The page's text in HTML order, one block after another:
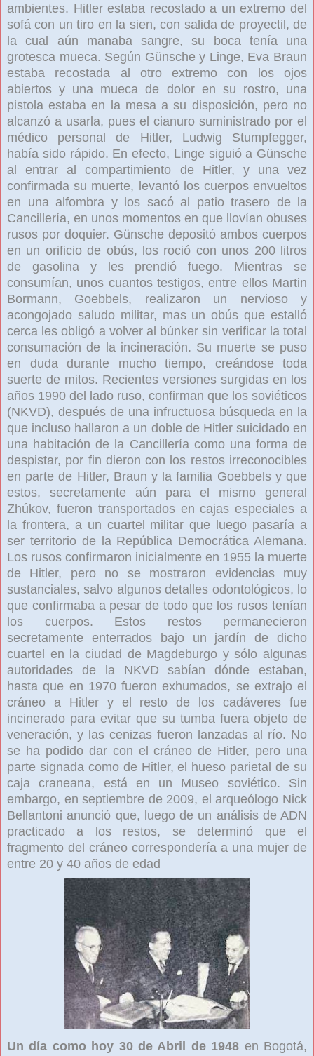
ambientes. Hitler estaba recostado a un extremo del
sofá con un tiro en la sien, con salida de proyectil, de
la cual aún manaba sangre, su boca tenía una
grotesca mueca. Según Günsche y Linge, Eva Braun
estaba recostada al otro extremo con los ojos
abiertos y una mueca de dolor en su rostro, una
pistola estaba en la mesa a su disposición, pero no
alcanzó a usarla, pues el cianuro suministrado por el
médico personal de Hitler, Ludwig Stumpfegger,
había sido rápido. En efecto, Linge siguió a Günsche
al entrar al compartimiento de Hitler, y una vez
confirmada su muerte, levantó los cuerpos envueltos
en una alfombra y los sacó al patio trasero de la
Cancillería, en unos momentos en que llovían obuses
rusos por doquier. Günsche depositó ambos cuerpos
en un orificio de obús, los roció con unos 200 litros
de gasolina y les prendió fuego. Mientras se
consumían, unos cuantos testigos, entre ellos Martin
Bormann,
Goebbels, realizaron un nervioso y
acongojado saludo militar, mas un obús que estalló
cerca les obligó a volver al búnker sin verificar la total
consumación de la incineración. Su muerte se puso
en duda durante mucho tiempo, creándose toda
suerte de mitos. Recientes versiones surgidas en los
años 1990 del lado ruso, confirman que los soviéticos
(NKVD), después de una infructuosa búsqueda en la
que incluso hallaron a un doble de Hitler suicidado en
una habitación de la Cancillería como una forma de
despistar, por fin dieron con los restos irreconocibles
en parte de Hitler, Braun y la familia Goebbels y que
estos, secretamente aún para el mismo general
Zhúkov, fueron transportados en cajas especiales a
la frontera, a un cuartel militar que luego pasaría a
ser territorio de la República Democrática Alemana.
Los rusos confirmaron inicialmente en 1955 la muerte
de Hitler, pero no se mostraron evidencias muy
sustanciales, salvo algunos detalles odontológicos, lo
que confirmaba a pesar de todo que los rusos tenían
los cuerpos. Estos restos permanecieron
secretamente enterrados bajo un jardín de dicho
cuartel en la ciudad de Magdeburgo y sólo algunas
autoridades de la NKVD sabían dónde estaban,
hasta que en 1970 fueron exhumados, se extrajo el
cráneo a Hitler y el resto de los cadáveres fue
incinerado para evitar que su tumba fuera objeto de
veneración, y las cenizas fueron lanzadas al río. No
se ha podido dar con el cráneo de Hitler, pero una
parte signada como de Hitler, el hueso parietal de su
caja craneana, está en un Museo soviético. Sin
embargo, en septiembre de 2009, el arqueólogo Nick
Bellantoni anunció que, luego de un análisis de ADN
practicado a los restos, se determinó que el
fragmento del cráneo correspondería a una mujer de
entre 20 y 40 años de edad
Un día como hoy 30 de Abril de 1948 en Bogotá,